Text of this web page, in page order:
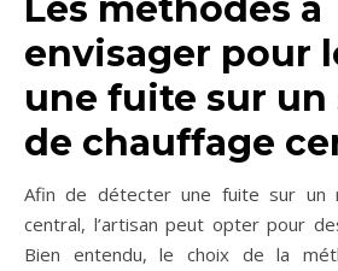
Les méthodes à
envisager pour
une fuite sur un
de chauffage
Afin de détecter une fuite sur un
central, l’artisan peut opter pour
Bien entendu, le choix de la